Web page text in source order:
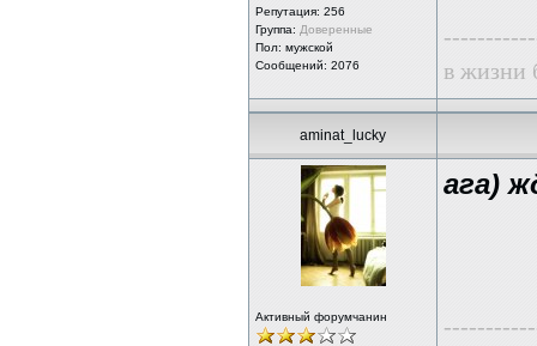
Репутация: 256
Группа: Доверенные
Пол: мужской
Сообщений: 2076
в жизни
aminat_lucky
Активный форумчанин
ага)